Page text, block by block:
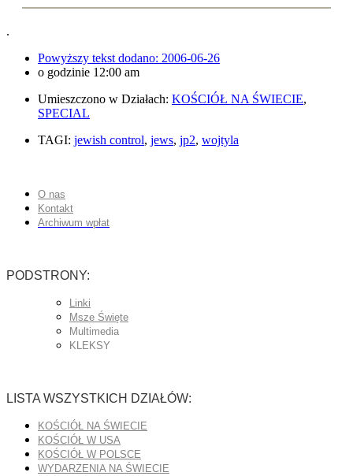
.
Powyższy tekst dodano: 2006-06-26
o godzinie 12:00 am
Umieszczono w Działach: KOŚCIÓŁ NA ŚWIECIE,
SPECIAL
TAGI: jewish control, jews, jp2, wojtyla
O nas
Kontakt
Archiwum wpłat
PODSTRONY:
Linki
Msze Święte
Multimedia
KLEKSY
LISTA WSZYSTKICH DZIAŁÓW:
KOŚCIÓŁ NA ŚWIECIE
KOŚCIÓŁ W USA
KOŚCIÓŁ W POLSCE
WYDARZENIA NA ŚWIECIE